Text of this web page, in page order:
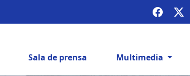
Sala de prensa Multimedia